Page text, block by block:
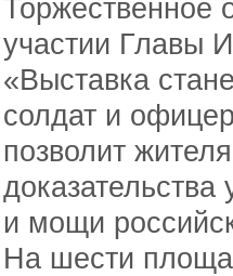
Торжественное
участии Главы
«Выставка
солдат и
позволит
и мощи
На шести